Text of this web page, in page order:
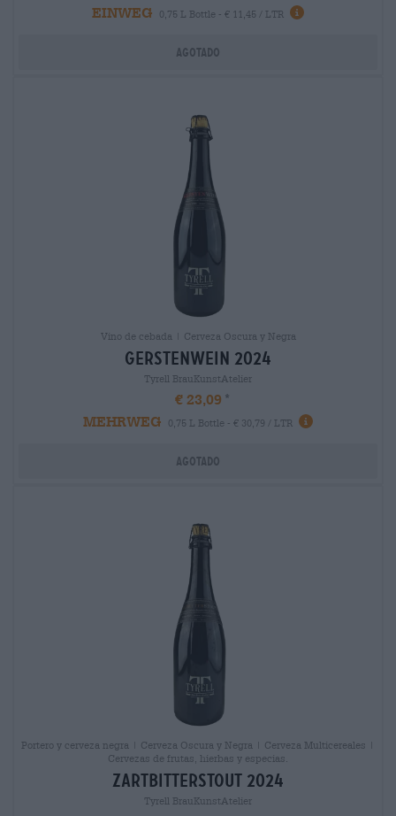
EINWEG
0,75 L Bottle - € 11,45 / LTR
Agotado
Vino de cebada | Cerveza Oscura y Negra
gerstenwein 2024
Tyrell BrauKunstAtelier
€ 23,09
MEHRWEG
0,75 L Bottle - € 30,79 / LTR
Agotado
Portero y cerveza negra | Cerveza Oscura y Negra | Cerveza Multicereales |
Cervezas de frutas, hierbas y especias.
zartbitterstout 2024
Tyrell BrauKunstAtelier